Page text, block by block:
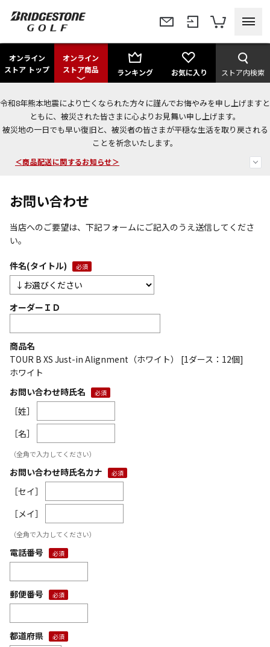
オンライン
ストア トップ
オンライン
ストア商品
ランキング お気に入り ストア内検索
令和8年熊本地震により亡くなられた方々に謹んでお悔やみを申し上げますと
ともに、被災された皆さまに心よりお見舞い申し上げます。
被災地の一日でも早い復旧と、被災者の皆さまが平穏な生活を取り戻される
ことを祈念いたします。
＜夏季休暇中のご注文・発送・お問い合わせ＞
今なら新規会員登録で1,000円OFFクーポンプレゼント！
＜商品配送に関するお知らせ＞
お問い合わせ
当店へのご要望は、下記フォームにご記入のうえ送信してくださ
い。
件名(タイトル)
オーダーＩＤ
商品名
TOUR B XS Just-in Alignment（ホワイト） [1ダース：12個]
ホワイト
お問い合わせ時氏名
［姓］
［名］
（全角で入力してください）
お問い合わせ時氏名カナ
［セイ］
［メイ］
（全角で入力してください）
電話番号
郵便番号
都道府県